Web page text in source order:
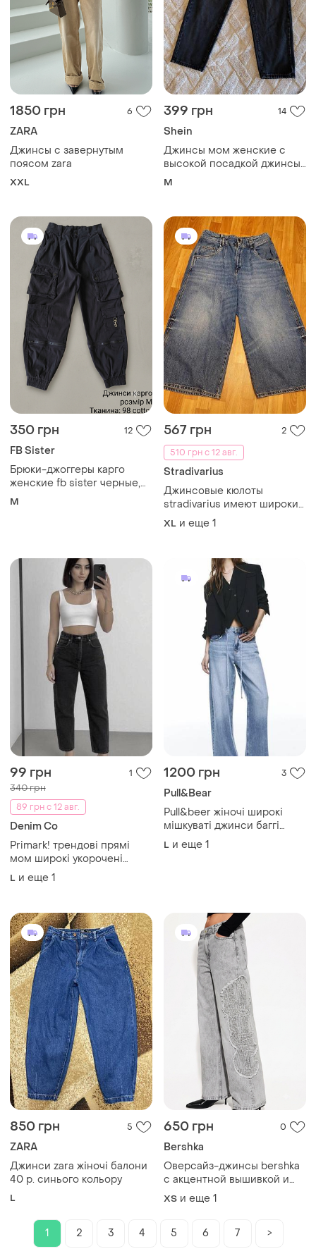
1850 грн 6
ZARA
Джинсы с завернутым
поясом zara
XXL
399 грн 14
Shein
Джинсы мом женские с
высокой посадкой джинсы
бананы багги графитовые
M
350 грн 12
FB Sister
Брюки-джоггеры карго
женские fb sister черные,
размер m, хлопок с
M
567 грн
2
510 грн с 12 авг.
Stradivarius
Джинсовые кюлоты
stradivarius имеют широкий
фасон и высокую посадку.
XL и еще 1
99 грн 1
340 грн
89 грн с 12 авг.
Denim Co
Primark! трендові прямі
мом широкі укорочені
кльошні брюки штани труби
палаццо
L и еще 1
1200 грн 3
Pull&Bear
Pull&beer жіночі широкі
мішкуваті джинси баггі
базові прямі оверсайз
банани блакитні ефект
L и еще 1
850 грн 5
ZARA
Джинси zara жіночі балони
40 р. синього кольору
L
650 грн 0
Bershka
Оверсайз-джинсы bershka
с акцентной вышивкой и
эффектом варки /28
XS и еще 1
1 2 3 4 5 6 7 >